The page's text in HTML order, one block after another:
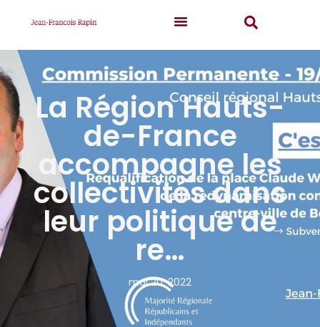
La Région Hauts-
de-France
accompagne les
collectivités dans
leur politique de
re…
mai 20, 2022